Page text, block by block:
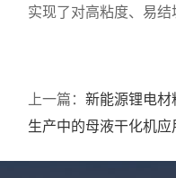
实现了对高粘度、易结
上一篇：新能源锂电材
生产中的母液干化机应